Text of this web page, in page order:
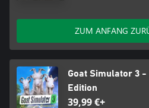
ZUM ANFANG
Goat Simulator 3
Edition
39,99 €+